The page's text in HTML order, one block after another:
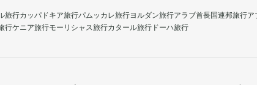
旅行カッパドキア旅行パムッカレ旅行ヨルダン旅行アラブ首長国連邦旅行ア
行ケニア旅行モーリシャス旅行カタール旅行 ドーハ旅行